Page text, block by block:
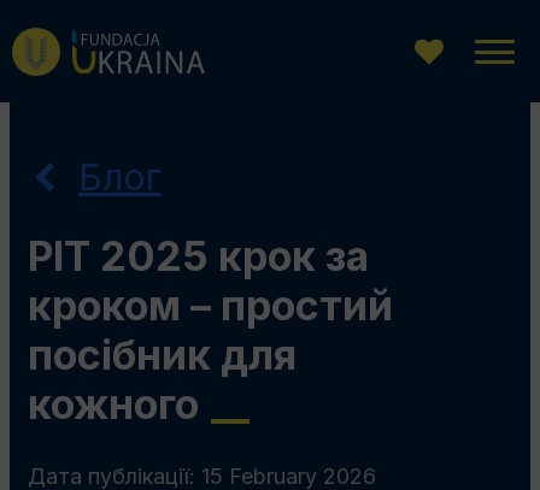
Перейти
до
Перейдіть
до
Перейти
до
Блог
PIT 2025 крок за
кроком – простий
посібник для
кожного
Дата публікації: 15 February 2026